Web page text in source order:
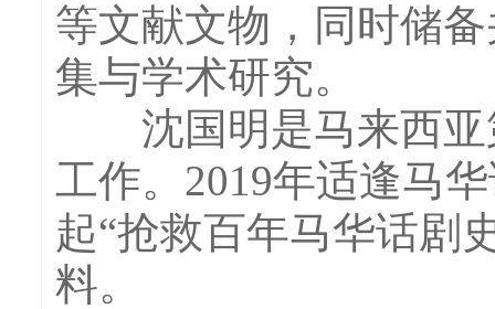
等文献文物，同时储
集与学术研究。
沈国明是马来西亚
工作。2019年适逢马
起“抢救百年马华话剧
料。